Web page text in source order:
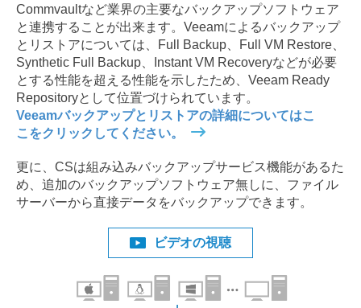
Commvaultなど業界の主要なバックアップソフトウェア
と連携することが出来ます。Veeamによるバックアップ
とリストアについては、Full Backup、Full VM Restore、
Synthetic Full Backup、Instant VM Recoveryなどが必要
とする性能を超える性能を示したため、Veeam Ready
Repositoryとして位置づけられています。
Veeamバックアップとリストアの詳細についてはこ
こをクリックしてください。
更に、CSは組み込みバックアップサービス機能があるた
め、追加のバックアップソフトウェア無しに、ファイル
サーバーから直接データをバックアップできます。
ビデオの視聴